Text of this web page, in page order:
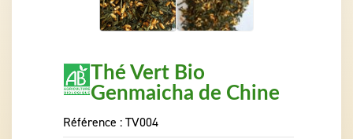
Thé Vert Bio
Genmaicha de Chine
Référence :TV004